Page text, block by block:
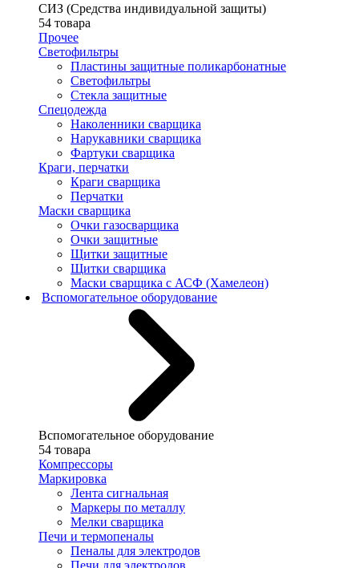
СИЗ (Средства индивидуальной защиты)
54 товара
Прочее
Светофильтры
Пластины защитные поликарбонатные
Светофильтры
Стекла защитные
Спецодежда
Наколенники сварщика
Нарукавники сварщика
Фартуки сварщика
Краги, перчатки
Краги сварщика
Перчатки
Маски сварщика
Очки газосварщика
Очки защитные
Щитки защитные
Щитки сварщика
Маски сварщика с АСФ (Хамелеон)
Вспомогательное оборудование
Вспомогательное оборудование
54 товара
Компрессоры
Маркировка
Лента сигнальная
Маркеры по металлу
Мелки сварщика
Печи и термопеналы
Пеналы для электродов
Печи для электродов